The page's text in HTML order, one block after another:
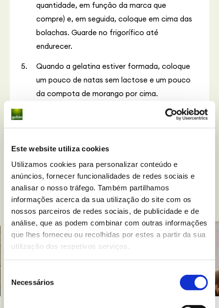
Este website utiliza cookies
Utilizamos cookies para personalizar conteúdo e
anúncios, fornecer funcionalidades de redes sociais e
analisar o nosso tráfego. Também partilhamos
informações acerca da sua utilização do site com os
nossos parceiros de redes sociais, de publicidade e de
análise, que as podem combinar com outras informações
que lhes forneceu ou recolhidas por estes a partir da sua
utilização dos respetivos serviços.
Necessários
quantidade, em função da marca que
compre) e, em seguida, coloque em cima das
bolachas. Guarde no frigorífico até
endurecer.
Quando a gelatina estiver formada, coloque
um pouco de natas sem lactose e um pouco
da compota de morango por cima.
Com a ajuda de um palito pode dar uma
forma mais sangrenta.
E, por fim, adicione as Sharkies Sem Glúten.
Receitas relacionadas